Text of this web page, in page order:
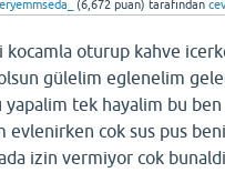
(6,672 puan) tarafından
kocamla oturup kahve
gülelim eglenelim
yapalim tek hayalim bu
evlenirken cok sus pus
izin vermiyor cok